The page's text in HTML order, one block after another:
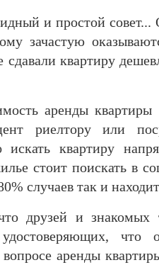
и простой
зачастую
квартиру
аренды квартиры
риелтору или
искать квартиру
стоит поискать в
случаев так и
друзей и
что
аренды